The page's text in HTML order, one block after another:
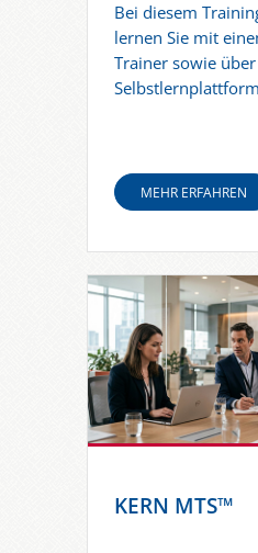
Bei diesem
lernen Sie mit
Trainer sowie
MEHR ERFAHREN
KERN MTS™